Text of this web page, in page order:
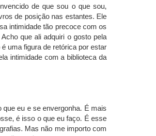
de que sou o que sou,
de posição nas estantes. Ele
intimidade tão precoce com os
que ali adquiri o gosto pela
uma figura de retórica por estar
intimidade com a biblioteca da
eu e se envergonha. É mais
é isso o que eu faço. É esse
Mas não me importo com